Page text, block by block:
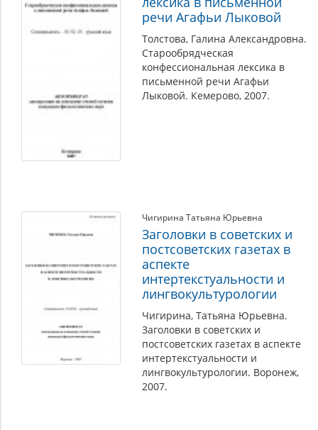
речи Агафьи Лыковой
Толстова, Галина Александровна.
Старообрядческая
конфессиональная лексика в
письменной речи Агафьи
Лыковой. Кемерово, 2007.
Чигирина Татьяна Юрьевна
Заголовки в советских и
постсоветских газетах в
аспекте
интертекстуальности и
лингвокультурологии
Чигирина, Татьяна Юрьевна.
Заголовки в советских и
постсоветских газетах в аспекте
интертекстуальности и
лингвокультурологии. Воронеж,
2007.